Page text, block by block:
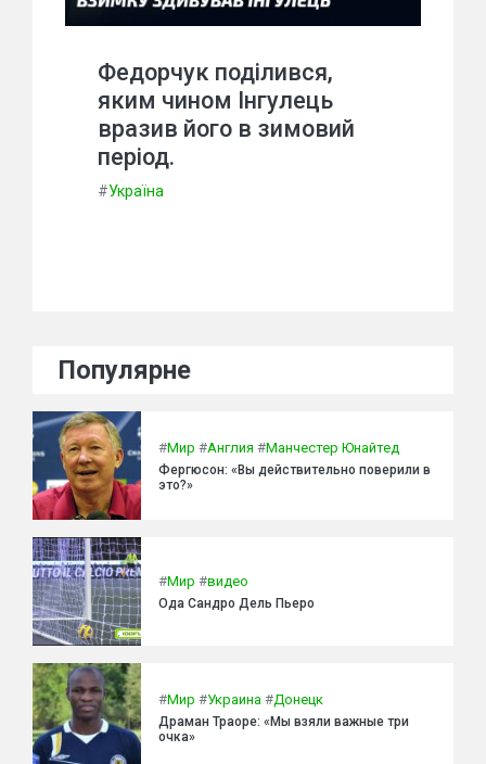
Федорчук поділився,
яким чином Інгулець
вразив його в зимовий
період.
#Україна
Популярне
#Мир #Англия #Манчестер Юнайтед
Фергюсон: «Вы действительно поверили в
это?»
#Мир #видео
Ода Сандро Дель Пьеро
#Мир #Украина #Донецк
Драман Траоре: «Мы взяли важные три
очка»